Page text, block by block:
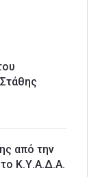
από την
Κ.Υ.Α.Δ.Α.